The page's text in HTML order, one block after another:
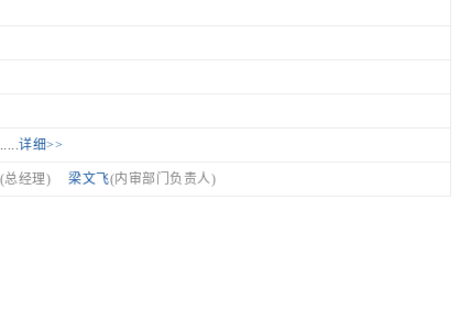
详细>>
(总经理) 梁文飞(内审部门负责人)